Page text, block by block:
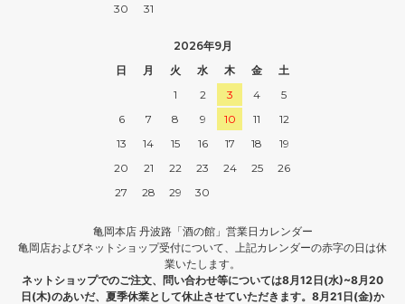
30
31
2026年9月
日
月 火 水 木 金
土
1
2 3 4
5
6
7 8 9 10 11
12
13
14 15 16 17 18
19
20
21 22 23 24 25
26
27
28 29 30
亀岡本店 丹波路「酒の館」営業日カレンダー
亀岡店およびネットショップ受付について、上記カレンダーの赤字の日は休
業いたします。
ネットショップでのご注文、問い合わせ等については8月12日(水)~8月20
日(木)のあいだ、夏季休業として休止させていただきます。8月21日(金)か